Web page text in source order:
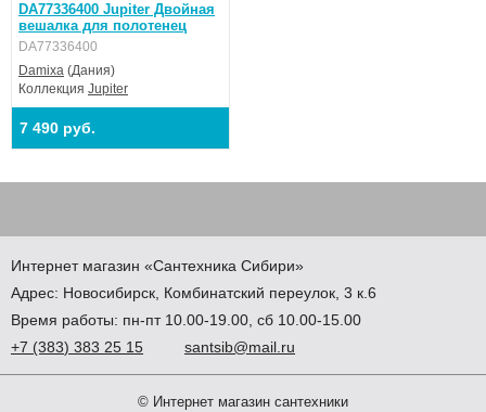
DA77336400 Jupiter Двойная
вешалка для полотенец
DA77336400
Damixa (Дания)
Коллекция Jupiter
7 490 руб.
Интернет магазин «Сантехника Сибири»
Адрес: Новосибирск Комбинатский переулок, 3 к.6
Время работы: пн-пт 10.00-19.00, сб 10.00-15.00
+7 (383) 383 25 15 santsib@mail.ru
© Интернет магазин сантехники